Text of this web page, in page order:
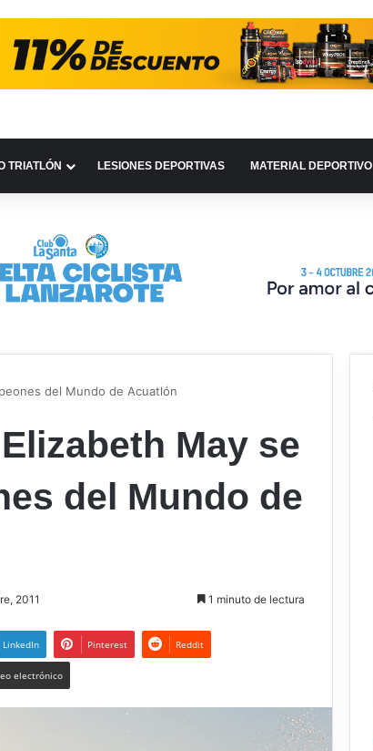
TRIATLÓN LESIONES DEPORTIVAS MATERIAL DEPORTIVO
del Mundo de Acuatlón
May se
del Mundo de
2011 1 minuto de lectura
LinkedIn Pinterest Reddit
electrónico